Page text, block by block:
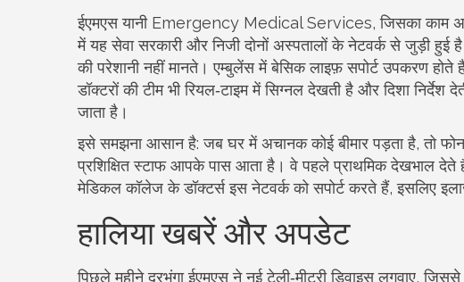
ईएमएस यानी Emergency Medical Services, जिसका काम
में यह सेवा सरकारी और निजी दोनों अस्पतालों के नेटवर्क से जुड़ी हुई
की परेशानी नहीं मानते। एम्बुलेंस में बेसिक लाइफ़ सपोर्ट उपकरण
डॉक्टरों की टीम भी रियल‑टाइम में सिग्नल देखती है और दिशा
जाता है।
इसे समझना आसान है: जब घर में अचानक कोई बीमार पड़ता है, तो
प्रशिक्षित स्टाफ आपके पास आता है। वे पहले प्राथमिक देखभाल
मेडिकल कॉलेज के डॉक्टर्स इस नेटवर्क को सपोर्ट करते हैं, इसलिए
हालिया खबरें और अपडेट
पिछले महीने दरभंगा ईएमएस ने नई टेली‑मीट्री डिवाइस लगवाए,